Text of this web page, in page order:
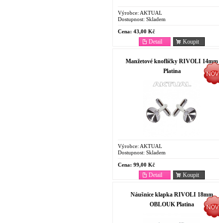
Výrobce: AKTUAL
Dostupnost: Skladem
Cena: 43,00 Kč
Koupit
Detail
Manžetové knoflíčky RIVOLI 14mm
Platina
Výrobce: AKTUAL
Dostupnost: Skladem
Cena: 99,00 Kč
Koupit
Detail
Náušnice klapka RIVOLI 18mm
OBLOUK Platina